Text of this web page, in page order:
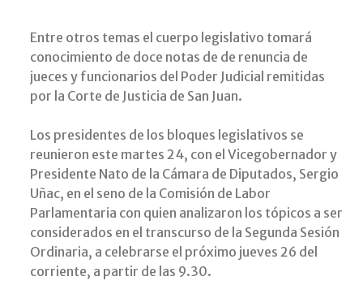
Entre otros temas el cuerpo legislativo tomará
conocimiento de doce notas de de renuncia de
jueces y funcionarios del Poder Judicial remitidas
por la Corte de Justicia de San Juan.
Los presidentes de los bloques legislativos se
reunieron este martes 24, con el Vicegobernador y
Presidente Nato de la Cámara de Diputados, Sergio
Uñac, en el seno de la Comisión de Labor
Parlamentaria con quien analizaron los tópicos a ser
considerados en el transcurso de la Segunda Sesión
Ordinaria, a celebrarse el próximo jueves 26 del
corriente, a partir de las 9.30.